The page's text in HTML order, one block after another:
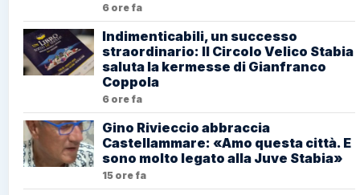
6 ore fa
Indimenticabili, un successo
straordinario: Il Circolo Velico Stabia
saluta la kermesse di Gianfranco
Coppola
6 ore fa
Gino Rivieccio abbraccia
Castellammare: «Amo questa città. E
sono molto legato alla Juve Stabia»
15 ore fa